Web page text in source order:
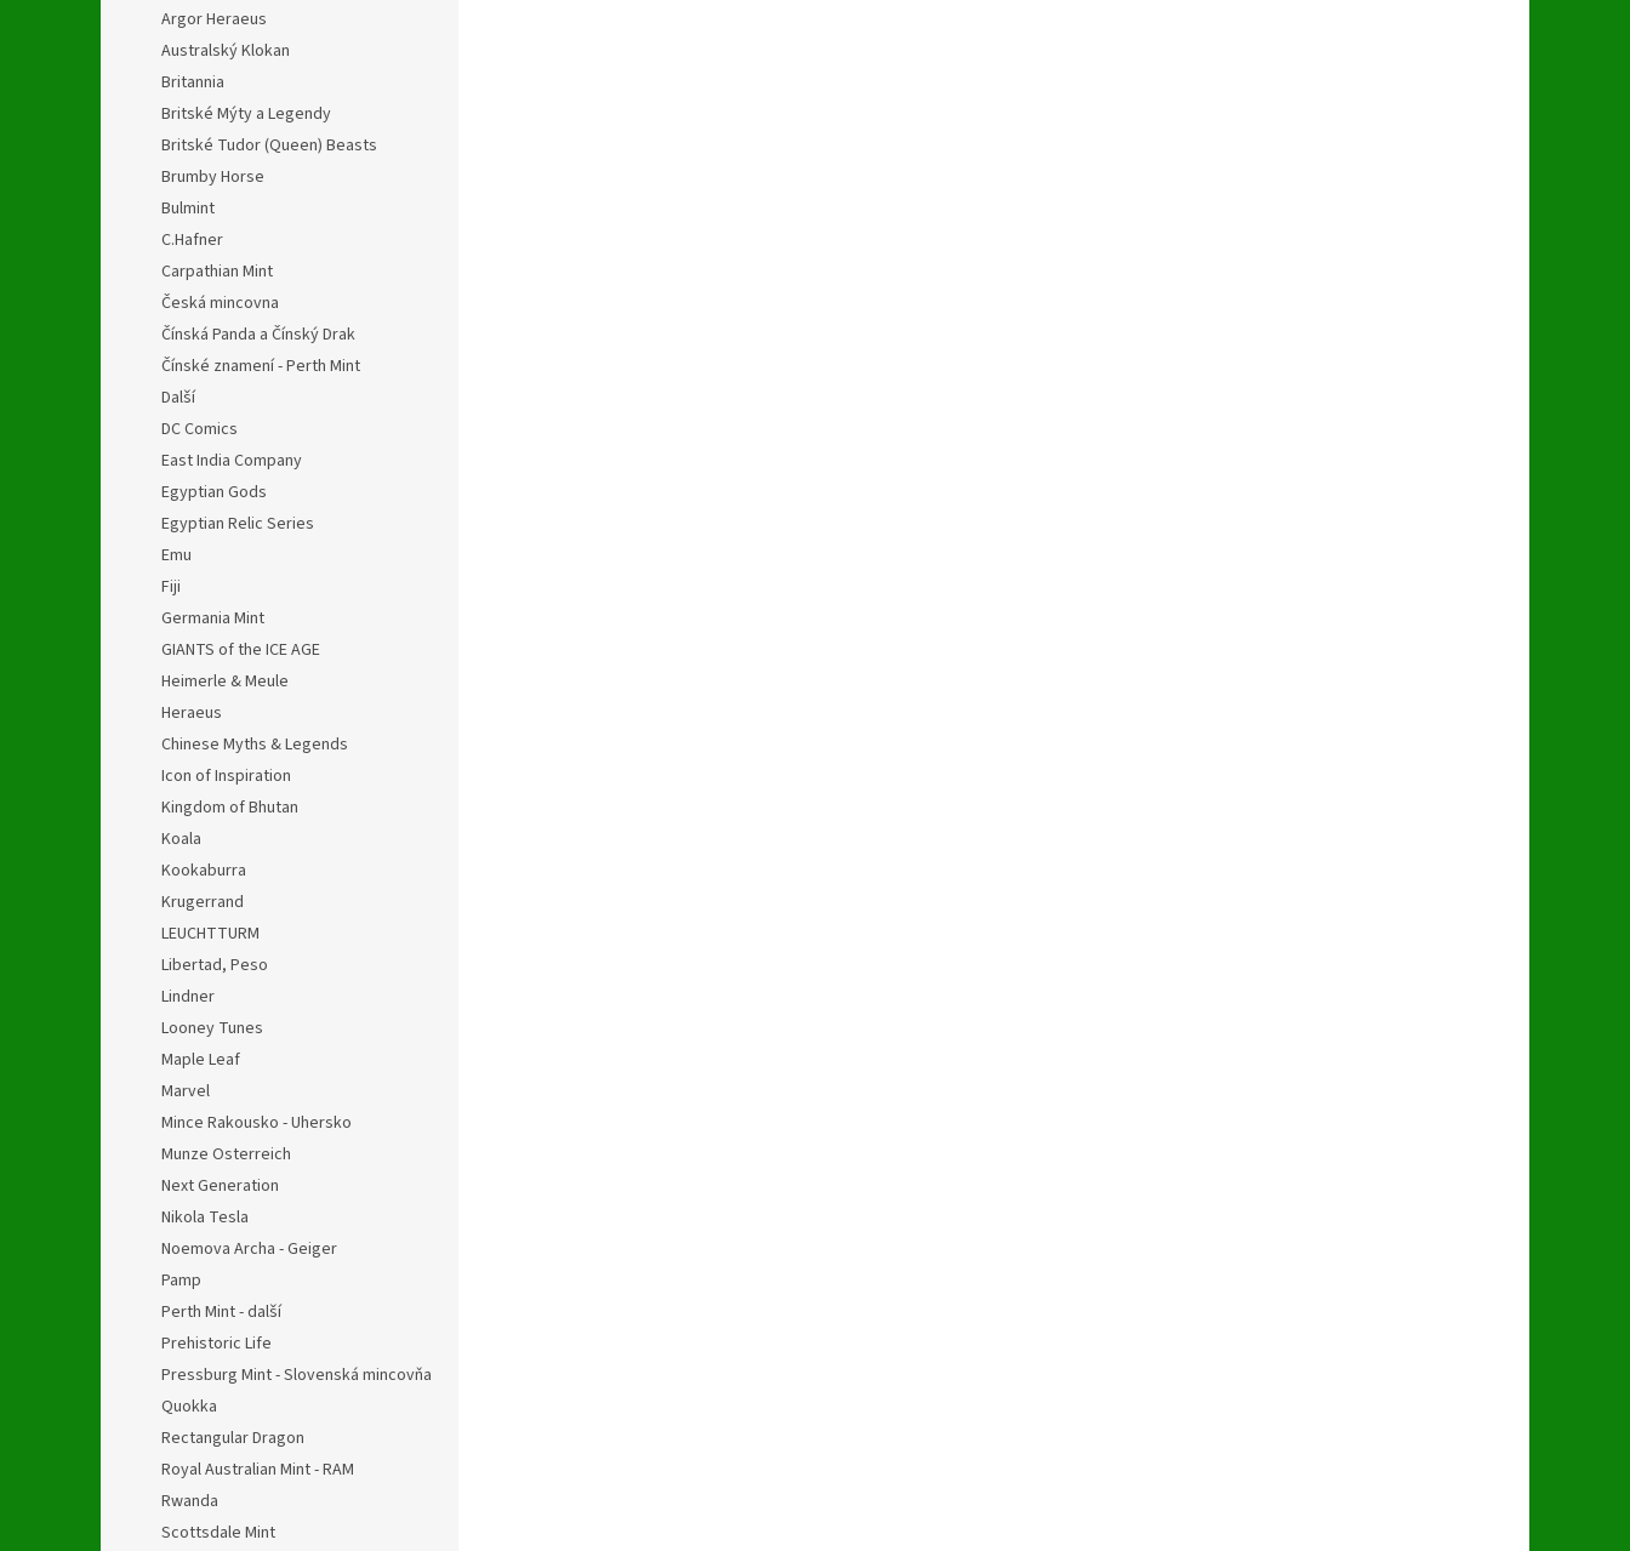
Argor Heraeus
Australský Klokan
Britannia
Britské Mýty a Legendy
Britské Tudor (Queen) Beasts
Brumby Horse
Bulmint
C.Hafner
Carpathian Mint
Česká mincovna
Čínská Panda a Čínský Drak
Čínské znamení - Perth Mint
Další
DC Comics
East India Company
Egyptian Gods
Egyptian Relic Series
Emu
Fiji
Germania Mint
GIANTS of the ICE AGE
Heimerle & Meule
Heraeus
Chinese Myths & Legends
Icon of Inspiration
Kingdom of Bhutan
Koala
Kookaburra
Krugerrand
LEUCHTTURM
Libertad, Peso
Lindner
Looney Tunes
Maple Leaf
Marvel
Mince Rakousko - Uhersko
Munze Osterreich
Next Generation
Nikola Tesla
Noemova Archa - Geiger
Pamp
Perth Mint - další
Prehistoric Life
Pressburg Mint - Slovenská mincovňa
Quokka
Rectangular Dragon
Royal Australian Mint - RAM
Rwanda
Scottsdale Mint